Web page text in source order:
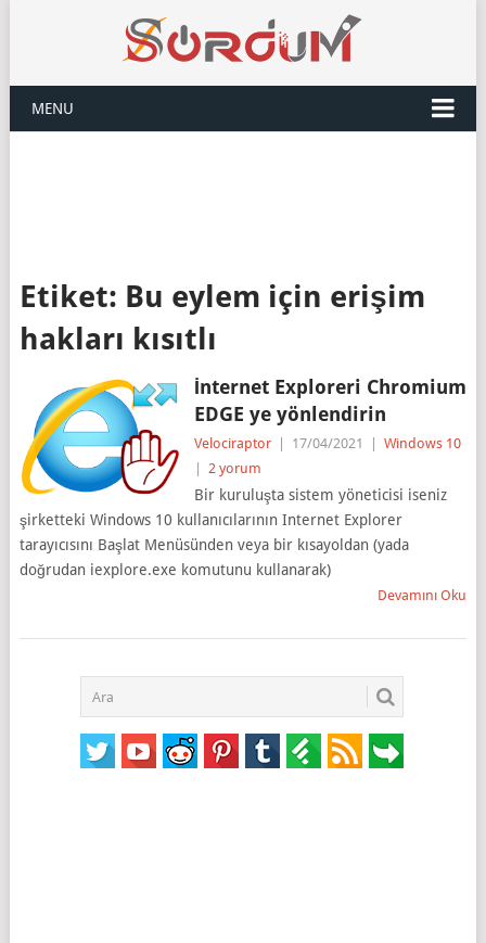
MENU
Etiket: Bu eylem için erişim
hakları kısıtlı
İnternet Exploreri Chromium
EDGE ye yönlendirin
Velociraptor 17/04/2021
Windows 10
2 yorum
Bir kuruluşta sistem yöneticisi iseniz
şirketteki Windows 10 kullanıcılarının Internet Explorer
tarayıcısını Başlat Menüsünden veya bir kısayoldan (yada
doğrudan iexplore.exe komutunu kullanarak)
Devamını Oku